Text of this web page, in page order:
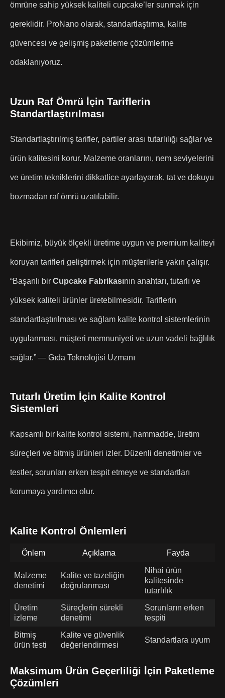
ömrüne sahip yüksek kaliteli cupcake’ler sunmak için
gereklidir. ProNano olarak, standartlaştırma, kalite
güvencesi ve gelişmiş paketleme çözümlerine
odaklanıyoruz.
Uzun Raf Ömrü İçin Tariflerin
Standartlaştırılması
Standartlaştırılmış tarifler, partiler arası tutarlılığı sağlar ve
ürün kalitesini korur. Malzeme oranlarını, nem seviyelerini
ve üretim tekniklerini dikkatlice ayarlayarak, tat ve dokuyu
bozmadan raf ömrü uzatılabilir.
Ekibimiz, büyük ölçekli üretime uygun ve premium kaliteyi
koruyan tarifleri geliştirmek için müşterilerle yakın çalışır.
“Başarılı bir Cupcake Fabrikasının anahtarı, tutarlı ve
yüksek kaliteli ürünler üretebilmesidir. Tariflerin
standartlaştırılması ve sağlam kalite kontrol sistemlerinin
uygulanması, müşteri memnuniyeti ve uzun vadeli bağlılık
sağlar.” — Gıda Teknolojisi Uzmanı
Tutarlı Üretim İçin Kalite Kontrol
Sistemleri
Kapsamlı bir kalite kontrol sistemi, hammadde, üretim
süreçleri ve bitmiş ürünleri izler. Düzenli denetimler ve
testler, sorunları erken tespit etmeye ve standartları
korumaya yardımcı olur.
Kalite Kontrol Önlemleri
Önlem Açıklama Fayda
Malzeme
denetimi
Kalite ve tazeliğin
doğrulanması
Nihai ürün
kalitesinde
tutarlılık
Üretim
izleme
Süreçlerin sürekli
denetimi
Sorunların erken
tespiti
Bitmiş
ürün testi
Kalite ve güvenlik
değerlendirmesi
Standartlara uyum
Maksimum Ürün Geçerliliği İçin Paketleme
Çözümleri